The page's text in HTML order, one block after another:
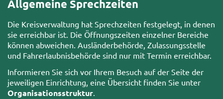
Allgemeine Sprechzeiten
Die Kreisverwaltung hat Sprechzeiten festgelegt, in denen
sie erreichbar ist. Die Öffnungszeiten einzelner Bereiche
können abweichen. Ausländerbehörde, Zulassungsstelle
und Fahrerlaubnisbehörde sind nur mit Termin erreichbar.
Informieren Sie sich vor Ihrem Besuch auf der Seite der
jeweiligen Einrichtung, eine Übersicht finden Sie unter
Organisationsstruktur.